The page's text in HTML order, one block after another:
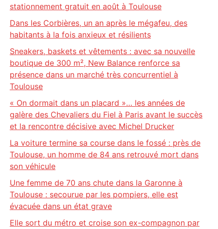
stationnement gratuit en août à Toulouse
Dans les Corbières, un an après le mégafeu, des
habitants à la fois anxieux et résilients
Sneakers, baskets et vêtements : avec sa nouvelle
boutique de 300 m², New Balance renforce sa
présence dans un marché très concurrentiel à
Toulouse
« On dormait dans un placard »… les années de
galère des Chevaliers du Fiel à Paris avant le succès
et la rencontre décisive avec Michel Drucker
La voiture termine sa course dans le fossé : près de
Toulouse, un homme de 84 ans retrouvé mort dans
son véhicule
Une femme de 70 ans chute dans la Garonne à
Toulouse : secourue par les pompiers, elle est
évacuée dans un état grave
Elle sort du métro et croise son ex-compagnon par